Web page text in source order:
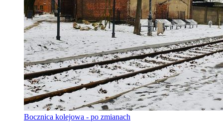
Bocznica kolejowa - po zmianach